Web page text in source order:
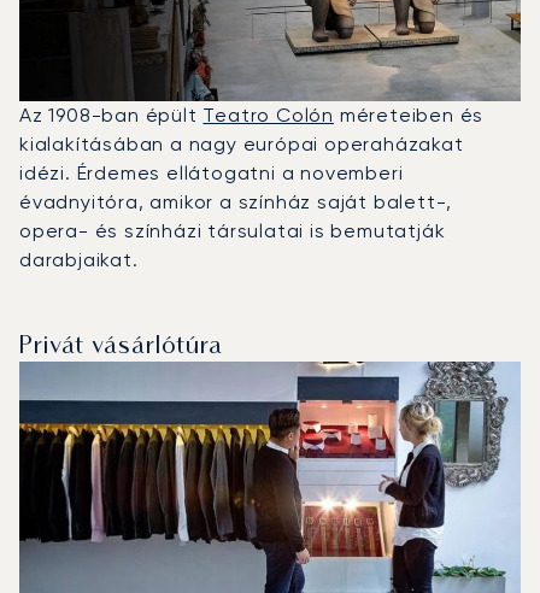
Az 1908-ban épült Teatro Colón méreteiben és
kialakításában a nagy európai operaházakat
idézi. Érdemes ellátogatni a novemberi
évadnyitóra, amikor a színház saját balett-,
opera- és színházi társulatai is bemutatják
darabjaikat.
Privát vásárlótúra